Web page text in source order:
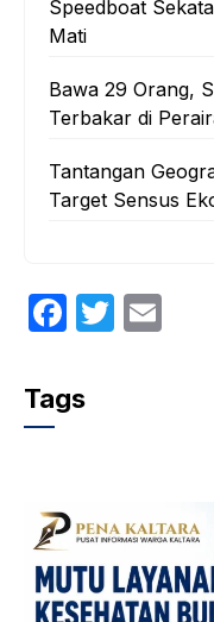
Speedboat
Mati
Bawa 29 Orang,
Terbakar di
Tantangan
Target Sensus
F
c
e
o
o
k
T
Tags